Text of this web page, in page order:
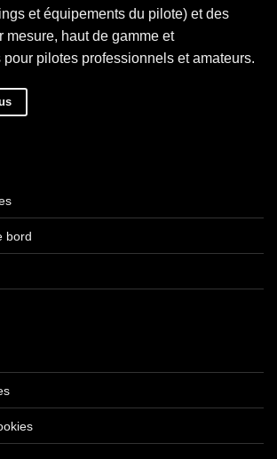
et équipements du pilote) et des
mesure, haut de gamme et
pilotes professionnels et amateurs.
bord